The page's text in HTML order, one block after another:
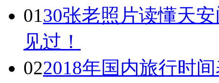
0130张老照片读懂天
见过！
022018年国内旅行时